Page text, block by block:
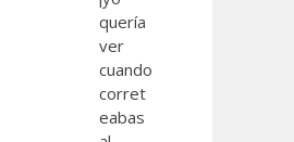
quería
ver
cuando
corret
eabas